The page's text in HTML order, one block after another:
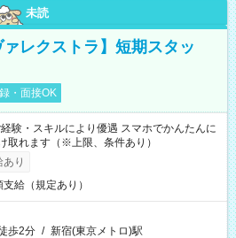
未読
レクストラ】短期スタッ
・面接OK
・スキルにより優遇 スマホでかんたんに
取れます（※上限、条件あり）
り
給（規定あり）
歩2分 / 新宿(東京メトロ)駅